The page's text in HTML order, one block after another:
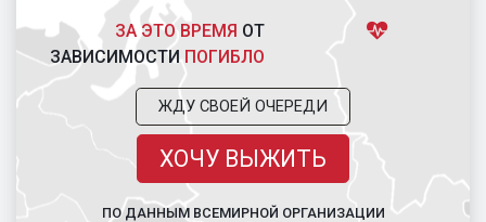
ЗА ЭТО ВРЕМЯ ОТ
ЗАВИСИМОСТИ ПОГИБЛО
ЖДУ СВОЕЙ ОЧЕРЕДИ
ХОЧУ ВЫЖИТЬ
ПО ДАННЫМ ВСЕМИРНОЙ ОРГАНИЗАЦИИ